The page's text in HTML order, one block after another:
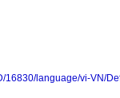
16830/language/vi-VN/